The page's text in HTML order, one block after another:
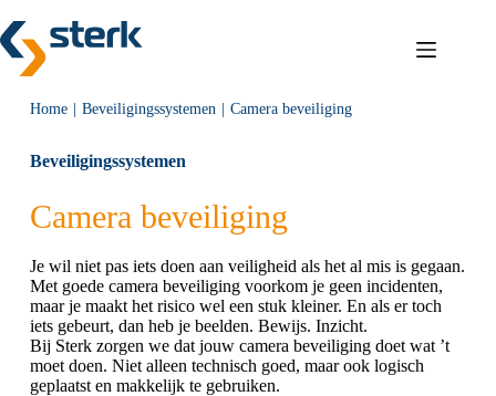
naar
de
inhoud
Home Beveiligingssystemen Camera beveiliging
Beveiligingssystemen
Camera beveiliging
Je wil niet pas iets doen aan veiligheid als het al mis is gegaan.
Met goede camera beveiliging voorkom je geen incidenten,
maar je maakt het risico wel een stuk kleiner. En als er toch
iets gebeurt, dan heb je beelden. Bewijs. Inzicht.
Bij Sterk zorgen we dat jouw camera beveiliging doet wat ’t
moet doen. Niet alleen technisch goed, maar ook logisch
geplaatst en makkelijk te gebruiken.